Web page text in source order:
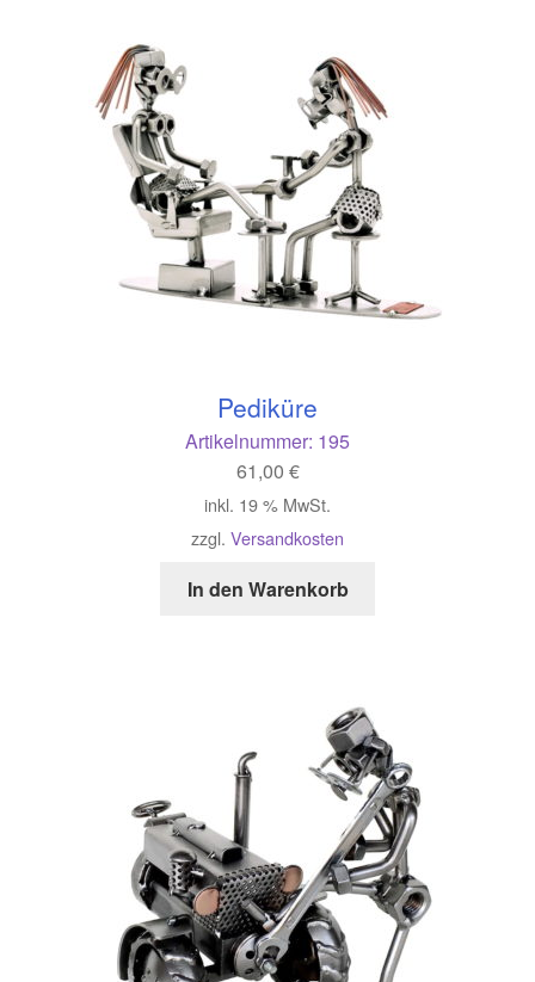
Pediküre
Artikelnummer: 195
61,00 €
inkl. 19 % MwSt.
zzgl. Versandkosten
In den Warenkorb